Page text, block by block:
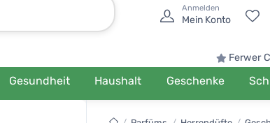
Anmelden
Mein Konto
Ferwer
Gesundheit Haushalt Geschenke